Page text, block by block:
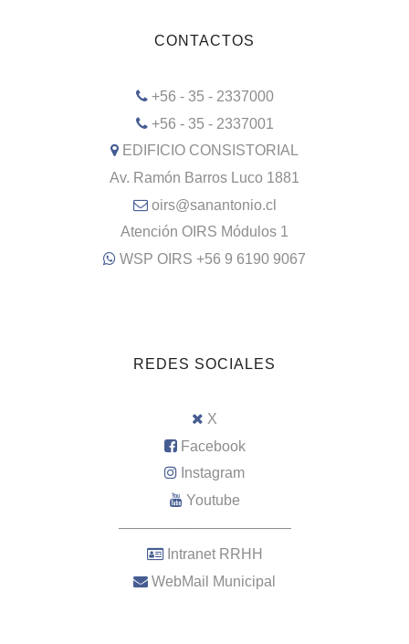
CONTACTOS
+56 - 35 - 2337000
+56 - 35 - 2337001
EDIFICIO CONSISTORIAL
Av. Ramón Barros Luco 1881
oirs@sanantonio.cl
Atención OIRS Módulos 1
WSP OIRS +56 9 6190 9067
REDES SOCIALES
X
Facebook
Instagram
Youtube
–––––––––––––––––––––
Intranet RRHH
WebMail Municipal